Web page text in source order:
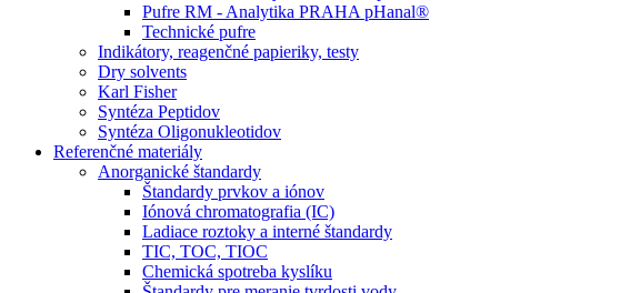
Pufre RM - Analytika PRAHA pHanal®
Technické pufre
Indikátory, reagenčné papieriky, testy
Dry solvents
Karl Fisher
Syntéza Peptidov
Syntéza Oligonukleotidov
Referenčné materiály
Anorganické štandardy
Štandardy prvkov a iónov
Iónová chromatografia (IC)
Ladiace roztoky a interné štandardy
TIC, TOC, TIOC
Chemická spotreba kyslíku